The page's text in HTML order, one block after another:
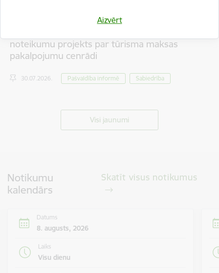
Aizvērt
noteikumu projekts par tūrisma maksas
pakalpojumu cenrādi
30.07.2026. Pašvaldība informē Sabiedrība
Visi jaunumi
Notikumu
kalendārs
Skatīt visus notikumus
Datums
8. augusts, 2026
Laiks
Visu dienu